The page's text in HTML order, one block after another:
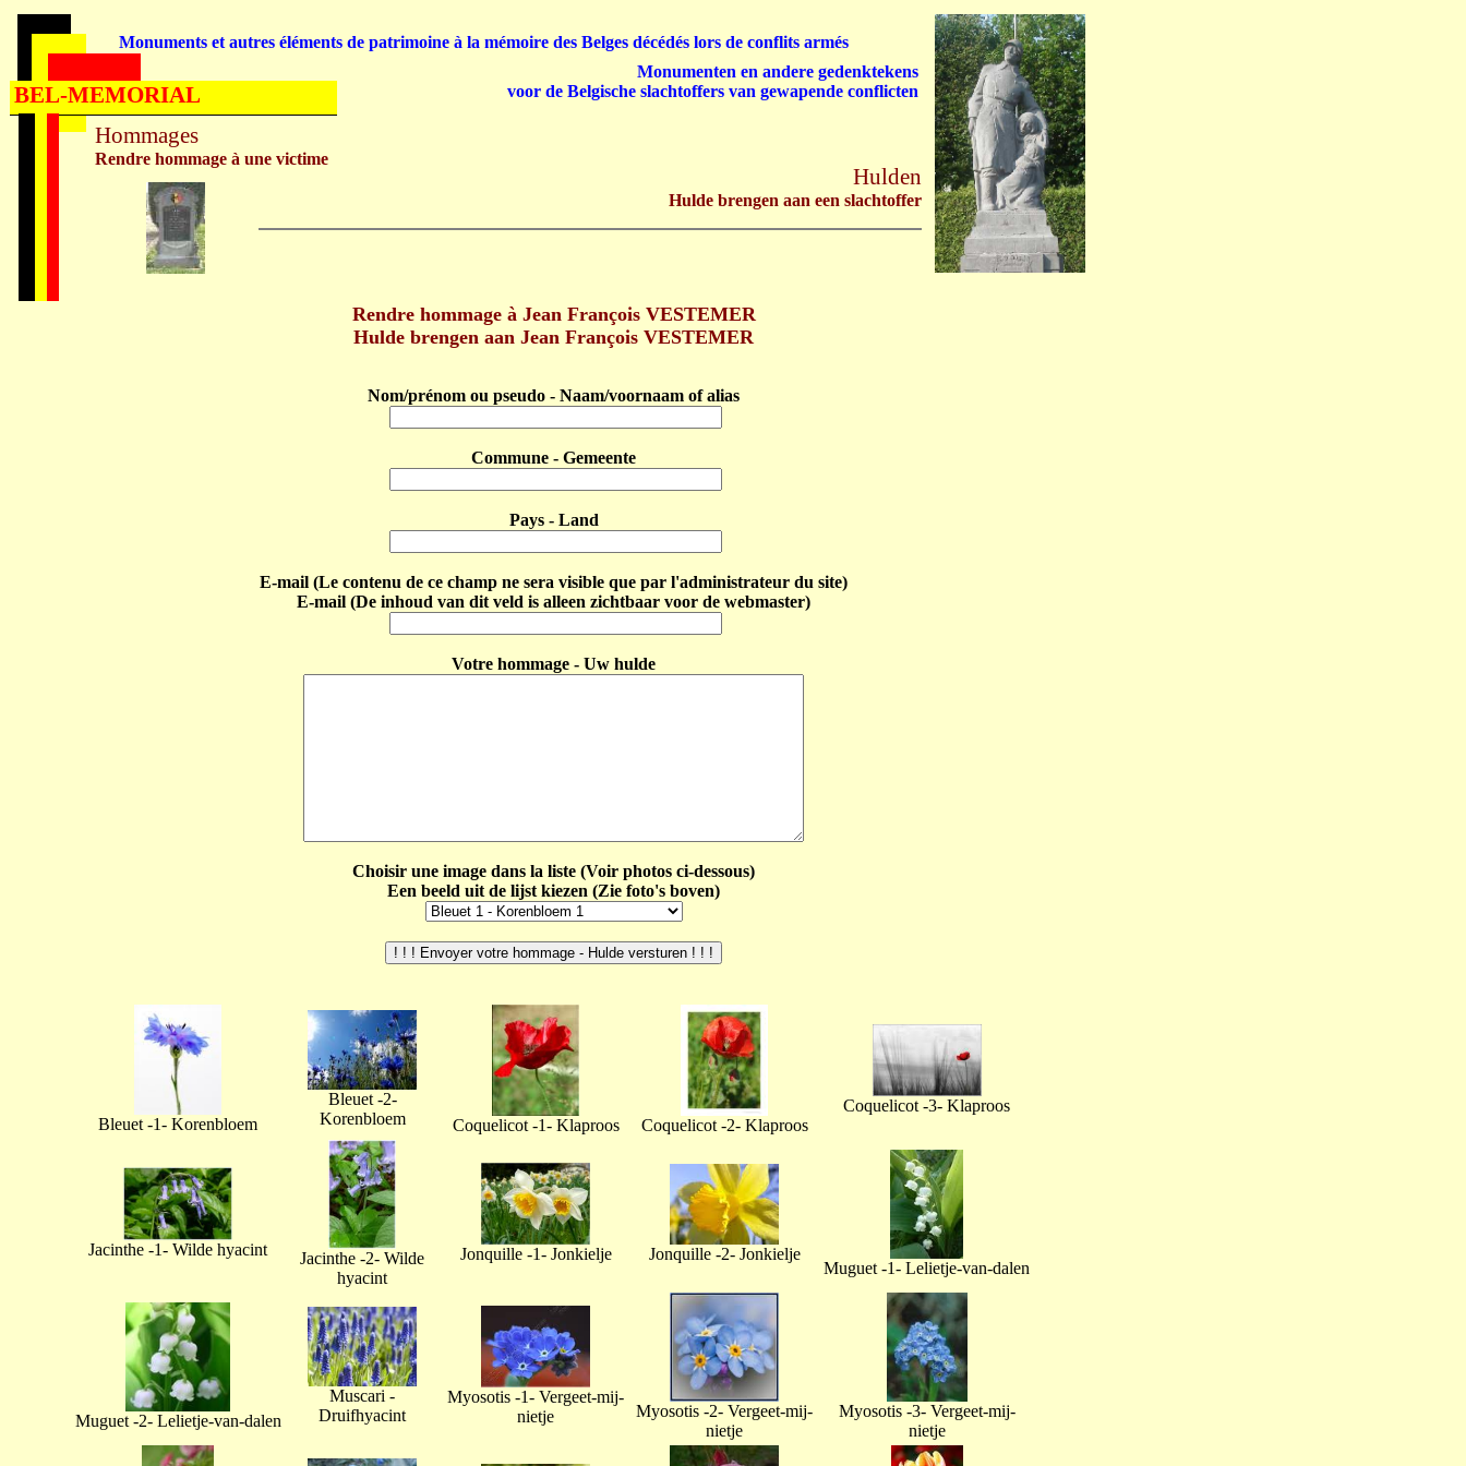
Rendre hommage à Jean François VESTEMER
Hulde brengen aan Jean François VESTEMER
Nom/prénom ou pseudo - Naam/voornaam of alias
Commune - Gemeente
Pays - Land
E-mail (Le contenu de ce champ ne sera visible que par l'administrateur du site)
E-mail (De inhoud van dit veld is alleen zichtbaar voor de webmaster)
Votre hommage - Uw hulde
Choisir une image dans la liste (Voir photos ci-dessous)
Een beeld uit de lijst kiezen (Zie foto's boven)
Bleuet -1- Korenbloem
Bleuet -2-
Korenbloem
Coquelicot -1- Klaproos Coquelicot -2- Klaproos
Coquelicot -3- Klaproos
Jacinthe -1- Wilde hyacint
Jacinthe -2- Wilde
hyacint
Jonquille -1- Jonkielje Jonquille -2- Jonkielje
Muguet -1- Lelietje-van-dalen
Muguet -2- Lelietje-van-dalen
Muscari -
Druifhyacint
Myosotis -1- Vergeet-mij-
nietje
Myosotis -2- Vergeet-mij-
nietje
Myosotis -3- Vergeet-mij-
nietje
Hommages
Rendre hommage à une victime
Hulden
Hulde brengen aan een slachtoffer
Monuments et autres éléments de patrimoine à la mémoire des Belges décédés lors de conflits armés
Monumenten en andere gedenktekens
voor de Belgische slachtoffers van gewapende conflicten
BEL-MEMORIAL